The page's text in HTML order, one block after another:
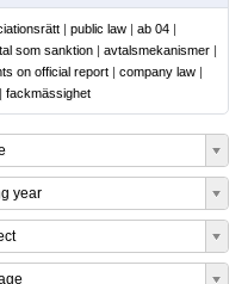
| public law | ab 04 |
som sanktion | avtalsmekanismer |
on official report | company law |
| fackmässighet
year